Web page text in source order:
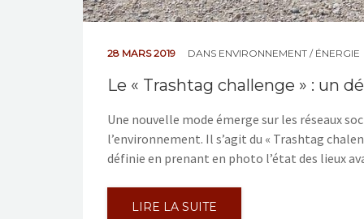
28 MARS 2019 DANS ENVIRONNEMENT / ÉNERGIE
Le « Trashtag challenge » : un
Une nouvelle mode émerge sur les réseaux
l’environnement. Il s’agit du « Trashtag
définie en prenant en photo l’état des lieux
LIRE LA SUITE